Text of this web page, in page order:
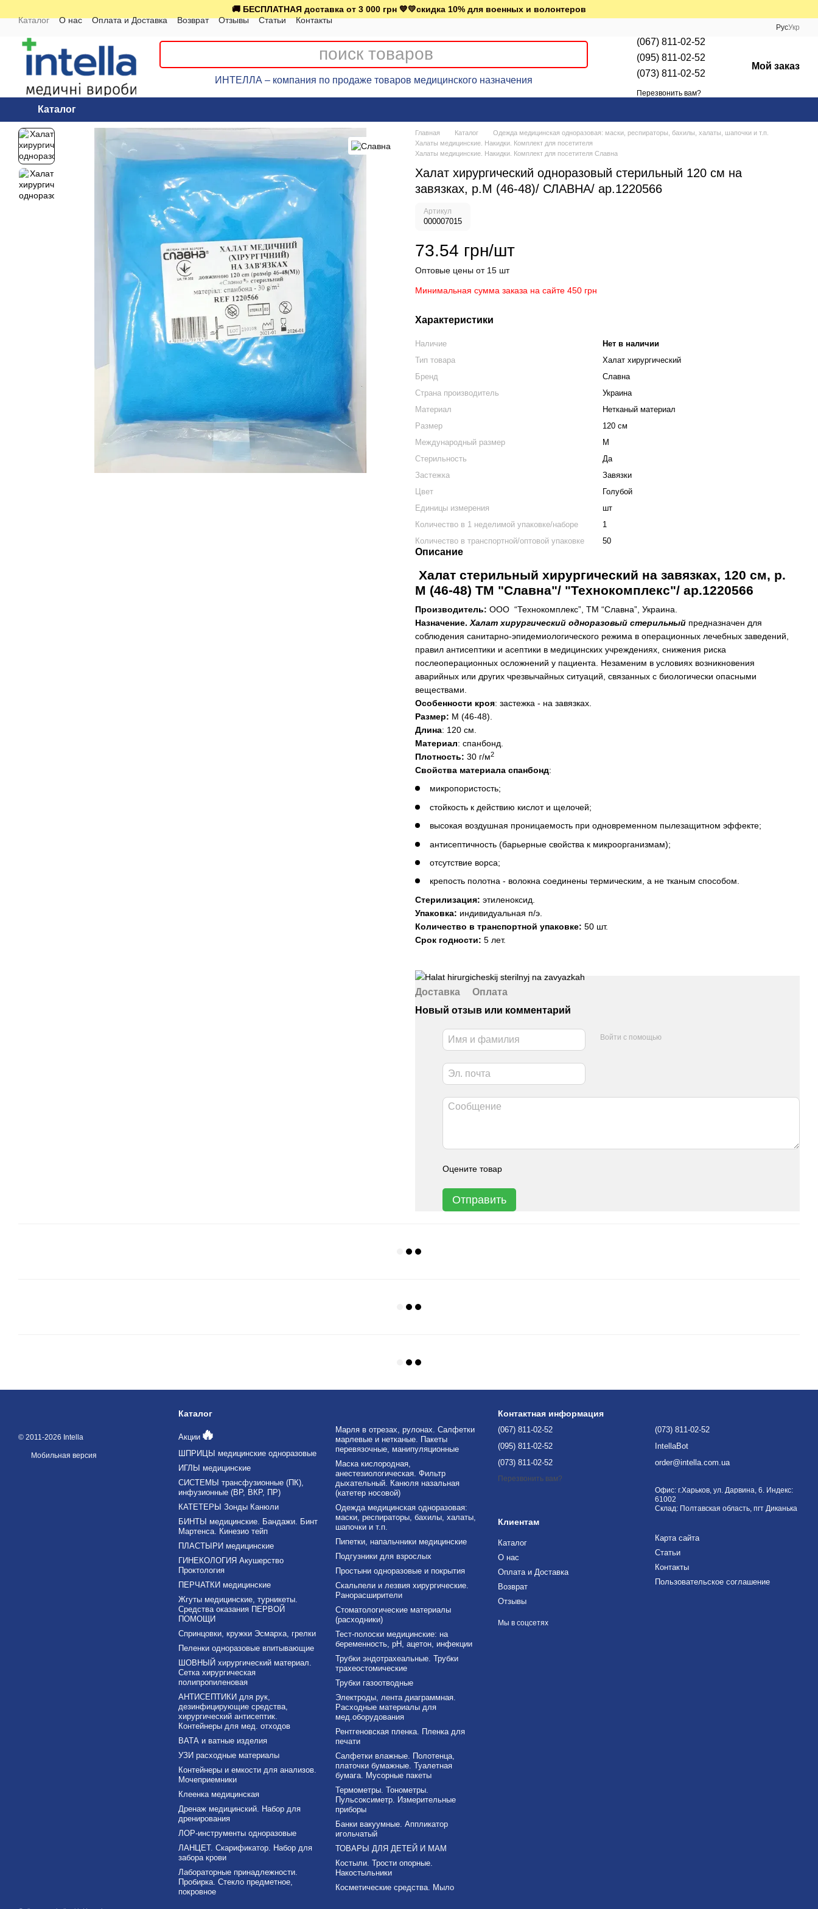
🚚 БЕСПЛАТНАЯ доставка от 3 000 грн 💙💛скидка 10% для военных и волонтеров
Каталог
О нас Оплата и Доставка Возврат Отзывы Статьи Контакты
РусУкр
ИНТЕЛЛА – компания по продаже товаров медицинского назначения
(067) 811-02-52
(095) 811-02-52
(073) 811-02-52
Перезвонить вам?
Мой заказ
Каталог
Главная Каталог
Одежда медицинская одноразовая: маски, респираторы, бахилы, халаты, шапочки и т.п.
Халаты медицинские. Накидки. Комплект для посетителя
Халаты медицинские. Накидки. Комплект для посетителя Славна
Халат хирургический одноразовый стерильный 120 см на
завязках, р.М (46-48)/ СЛАВНА/ ар.1220566
Артикул
000007015
73.54 грн/шт
Оптовые цены от 15 шт
Минимальная сумма заказа на сайте 450 грн
Характеристики
Наличие
Нет в наличии
Тип товара
Халат хирургический
Бренд
Славна
Страна производитель
Украина
Материал
Нетканый материал
Размер
120 см
Международный размер
M
Стерильность
Да
Застежка
Завязки
Цвет
Голубой
Единицы измерения
шт
Количество в 1 неделимой упаковке/наборе
1
Количество в транспортной/оптовой упаковке
50
Описание
Халат стерильный хирургический на завязках, 120 см, р.
М (46-48) ТМ "Славна"/ "Технокомплекс"/ ар.1220566
Производитель: ООО “Технокомплекс”, ТМ “Славна”, Украина.
Назначение. Халат хирургический одноразовый стерильный предназначен для
соблюдения санитарно-эпидемиологического режима в операционных лечебных заведений,
правил антисептики и асептики в медицинских учреждениях, снижения риска
послеоперационных осложнений у пациента. Незаменим в условиях возникновения
аварийных или других чрезвычайных ситуаций, связанных с биологически опасными
веществами.
Особенности кроя: застежка - на завязках.
Размер: М (46-48).
Длина: 120 см.
Материал: спанбонд.
Плотность: 30 г/м2
Свойства материала спанбонд:
микропористость;
стойкость к действию кислот и щелочей;
высокая воздушная проницаемость при одновременном пылезащитном эффекте;
антисептичность (барьерные свойства к микроорганизмам);
отсутствие ворса;
крепость полотна - волокна соединены термическим, а не тканым способом.
Стерилизация: этиленоксид.
Упаковка: индивидуальная п/э.
Количество в транспортной упаковке: 50 шт.
Срок годности: 5 лет.
Доставка
Оплата
Новый отзыв или комментарий
Войти с помощью
Оцените товар
Отправить
© 2011-2026 Intella
Мобильная версия
Каталог
Акции🔥
ШПРИЦЫ медицинские одноразовые
ИГЛЫ медицинские
СИСТЕМЫ трансфузионные (ПК),
инфузионные (ВР, ВКР, ПР)
КАТЕТЕРЫ Зонды Канюли
БИНТЫ медицинские. Бандажи. Бинт
Мартенса. Кинезио тейп
ПЛАСТЫРИ медицинские
ГИНЕКОЛОГИЯ Акушерство
Проктология
ПЕРЧАТКИ медицинские
Жгуты медицинские, турникеты.
Средства оказания ПЕРВОЙ
ПОМОЩИ
Спринцовки, кружки Эсмарха, грелки
Пеленки одноразовые впитывающие
ШОВНЫЙ хирургический материал.
Сетка хирургическая
полипропиленовая
АНТИСЕПТИКИ для рук,
дезинфицирующие средства,
хирургический антисептик.
Контейнеры для мед. отходов
ВАТА и ватные изделия
УЗИ расходные материалы
Контейнеры и емкости для анализов.
Мочеприемники
Клеенка медицинская
Дренаж медицинский. Набор для
дренирования
ЛОР-инструменты одноразовые
ЛАНЦЕТ. Скарификатор. Набор для
забора крови
Лабораторные принадлежности.
Пробирка. Стекло предметное,
покровное
Марля в отрезах, рулонах. Салфетки
марлевые и нетканые. Пакеты
перевязочные, манипуляционные
Маска кислородная,
анестезиологическая. Фильтр
дыхательный. Канюля назальная
(катетер носовой)
Одежда медицинская одноразовая:
маски, респираторы, бахилы, халаты,
шапочки и т.п.
Пипетки, напальчники медицинские
Подгузники для взрослых
Простыни одноразовые и покрытия
Скальпели и лезвия хирургические.
Ранорасширители
Стоматологические материалы
(расходники)
Тест-полоски медицинские: на
беременность, рН, ацетон, инфекции
Трубки эндотрахеальные. Трубки
трахеостомические
Трубки газоотводные
Электроды, лента диаграммная.
Расходные материалы для
мед.оборудования
Рентгеновская пленка. Пленка для
печати
Салфетки влажные. Полотенца,
платочки бумажные. Туалетная
бумага. Мусорные пакеты
Термометры. Тонометры.
Пульсоксиметр. Измерительные
приборы
Банки вакуумные. Аппликатор
игольчатый
ТОВАРЫ ДЛЯ ДЕТЕЙ И МАМ
Костыли. Трости опорные.
Накостыльники
Косметические средства. Мыло
Контактная информация
(067) 811-02-52
(095) 811-02-52
(073) 811-02-52
Перезвонить вам?
(073) 811-02-52
IntellaBot
order@intella.com.ua
Офис: г.Харьков, ул. Дарвина, 6. Индекс:
61002
Склад: Полтавская область, пгт Диканька
Клиентам
Каталог
О нас
Оплата и Доставка
Возврат
Отзывы
Карта сайта
Статьи
Контакты
Пользовательское соглашение
Мы в соцсетях